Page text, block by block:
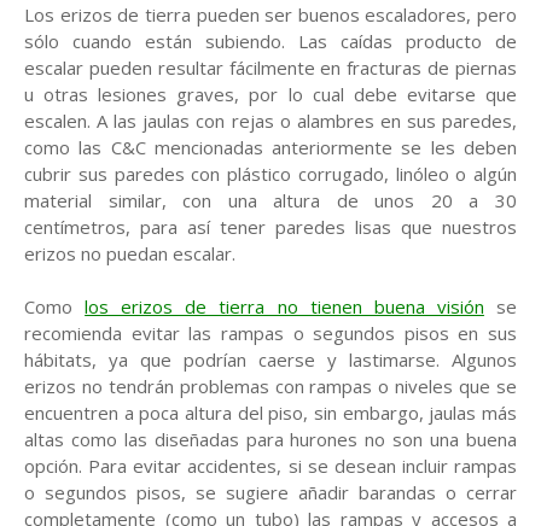
Los erizos de tierra pueden ser buenos escaladores, pero
sólo cuando están subiendo. Las caídas producto de
escalar pueden resultar fácilmente en fracturas de piernas
u otras lesiones graves, por lo cual debe evitarse que
escalen. A las jaulas con rejas o alambres en sus paredes,
como las C&C mencionadas anteriormente se les deben
cubrir sus paredes con plástico corrugado, linóleo o algún
material similar, con una altura de unos 20 a 30
centímetros, para así tener paredes lisas que nuestros
erizos no puedan escalar.
Comolos erizos de tierra no tienen buena visión se
recomienda evitar las rampas o segundos pisos en sus
hábitats, ya que podrían caerse y lastimarse. Algunos
erizos no tendrán problemas con rampas o niveles que se
encuentren a poca altura del piso, sin embargo, jaulas más
altas como las diseñadas para hurones no son una buena
opción. Para evitar accidentes, si se desean incluir rampas
o segundos pisos, se sugiere añadir barandas o cerrar
completamente (como un tubo) las rampas y accesos a